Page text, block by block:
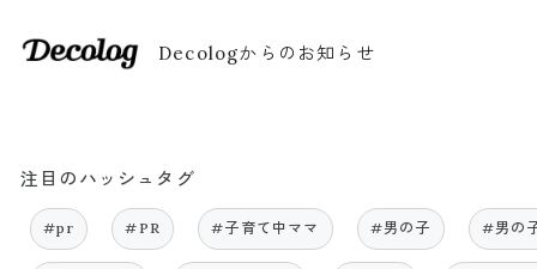
Decologからのお知らせ
注目のハッシュタグ
#pr #PR #子育て中ママ #男の子 #男の